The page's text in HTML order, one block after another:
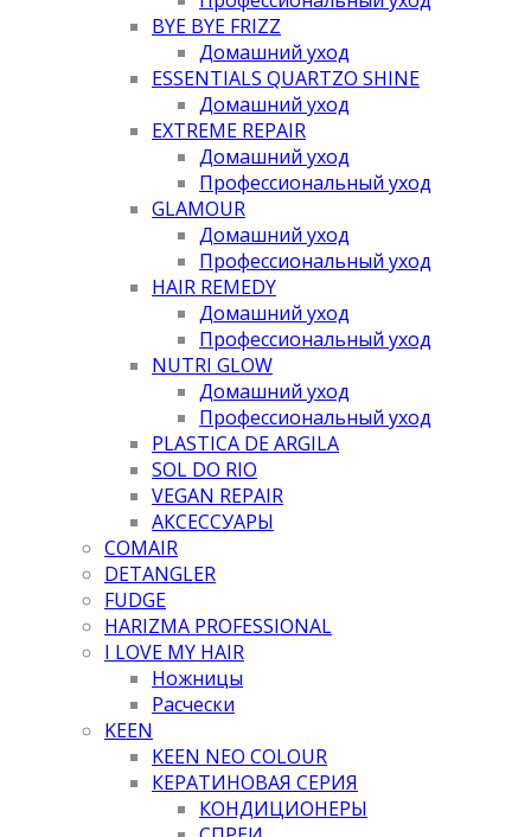
BYE BYE FRIZZ
Домашний уход
ESSENTIALS QUARTZO SHINE
Домашний уход
EXTREME REPAIR
Домашний уход
Профессиональный уход
GLAMOUR
Домашний уход
Профессиональный уход
HAIR REMEDY
Домашний уход
Профессиональный уход
NUTRI GLOW
Домашний уход
Профессиональный уход
PLASTICA DE ARGILA
SOL DO RIO
VEGAN REPAIR
АКСЕССУАРЫ
COMAIR
DETANGLER
FUDGE
HARIZMA PROFESSIONAL
I LOVE MY HAIR
Ножницы
Расчески
KEEN
KEEN NEO COLOUR
КЕРАТИНОВАЯ СЕРИЯ
КОНДИЦИОНЕРЫ